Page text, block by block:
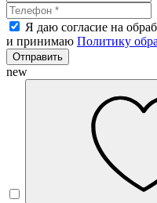
Я даю согласие на
и принимаю Политику
Отправить
new